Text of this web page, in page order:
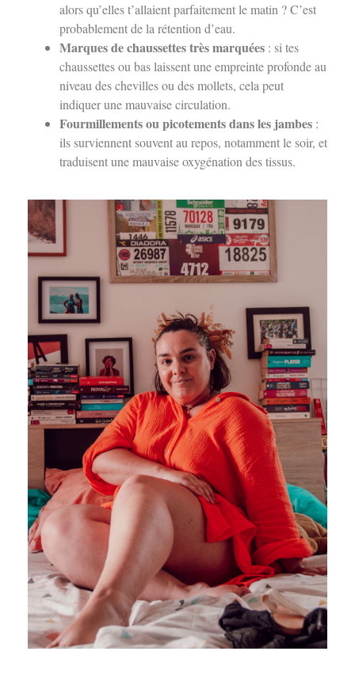
alors qu’elles t’allaient parfaitement le matin ? C’est
probablement de la rétention d’eau.
Marques de chaussettes très marquées : si tes
chaussettes ou bas laissent une empreinte profonde au
niveau des chevilles ou des mollets, cela peut
indiquer une mauvaise circulation.
Fourmillements ou picotements dans les jambes :
ils surviennent souvent au repos, notamment le soir, et
traduisent une mauvaise oxygénation des tissus.